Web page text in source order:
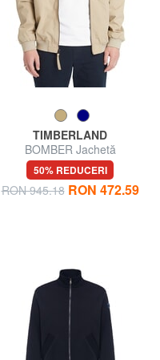
TIMBERLAND
BOMBER Jachetă
impermeabilă
50% REDUCERI
RON 945.18 RON 472.59